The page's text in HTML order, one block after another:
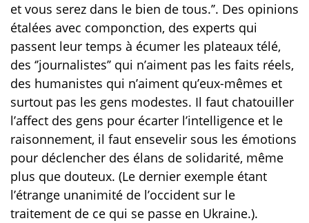
et vous serez dans le bien de tous.’’. Des opinions
étalées avec componction, des experts qui
passent leur temps à écumer les plateaux télé,
des ‘’journalistes’’ qui n’aiment pas les faits réels,
des humanistes qui n’aiment qu’eux-mêmes et
surtout pas les gens modestes. Il faut chatouiller
l’affect des gens pour écarter l’intelligence et le
raisonnement, il faut ensevelir sous les émotions
pour déclencher des élans de solidarité, même
plus que douteux. (Le dernier exemple étant
l’étrange unanimité de l’occident sur le
traitement de ce qui se passe en Ukraine.).